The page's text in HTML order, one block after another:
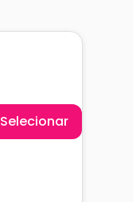
Selecionar